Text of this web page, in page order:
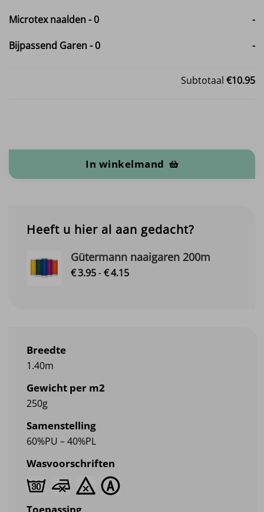
Microtex naalden-0 -
Bijpassend Garen-0 -
Subtotaal €10.95
In winkelmand
Breedte
1.40m
Gewicht per m2
250g
Samenstelling
60%PU – 40%PL
Wasvoorschriften
Toepassing
Heeft u hier al aan gedacht?
Gütermann naaigaren 200m
€3.95-€4.15Prijsklasse: